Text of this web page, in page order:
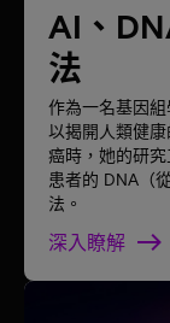
AI、
法
作為一名基因
以揭開人類健
癌時，她的研
患者的 DNA（
法。
深入瞭解